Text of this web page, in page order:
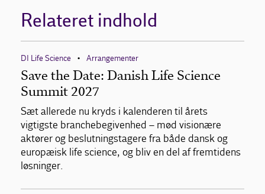
Relateret indhold
DI Life Science • Arrangementer
Save the Date: Danish Life Science
Summit 2027
Sæt allerede nu kryds i kalenderen til årets
vigtigste branchebegivenhed – mød visionære
aktører og beslutningstagere fra både dansk og
europæisk life science, og bliv en del af fremtidens
løsninger.